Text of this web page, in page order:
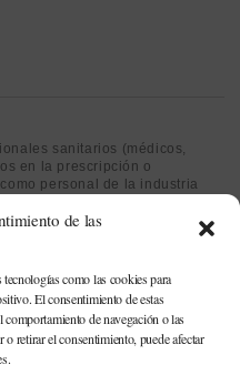
de las
como las cookies para
El consentimiento de estas
de navegación o las
retirar el consentimiento, puede afectar
sanitarios (médicos,
en la prescripción o
personal de la industria
DE COOKIES|POLÍTICA DE